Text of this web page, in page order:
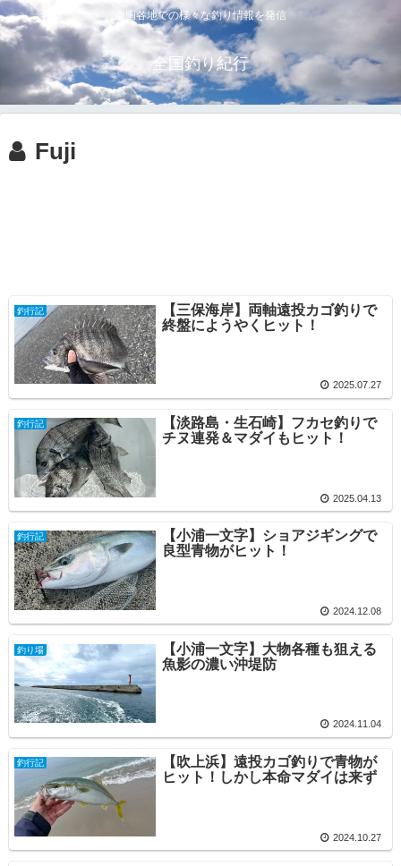
全国各地での様々な釣り情報を発信
全国釣り紀行
Fuji
釣行記
【三保海岸】両軸遠投カゴ釣りで
終盤にようやくヒット！
2025.07.27
釣行記
【淡路島・生石崎】フカセ釣りで
チヌ連発＆マダイもヒット！
2025.04.13
釣行記
【小浦一文字】ショアジギングで
良型青物がヒット！
2024.12.08
釣り場
【小浦一文字】大物各種も狙える
魚影の濃い沖堤防
2024.11.04
釣行記
【吹上浜】遠投カゴ釣りで青物が
ヒット！しかし本命マダイは来ず
2024.10.27